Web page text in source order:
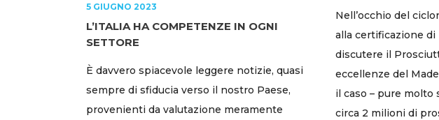
Nell’occhio del
alla certificazione
discutere il
eccellenze del
il caso – pure
circa 2 milioni di
5 GIUGNO 2023
L’ITALIA HA COMPETENZE IN OGNI
SETTORE
È davvero spiacevole leggere notizie, quasi
sempre di sfiducia verso il nostro Paese,
provenienti da valutazione meramente